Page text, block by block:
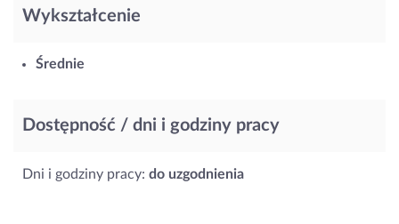
Wykształcenie
Średnie
Dostępność / dni i godziny pracy
Dni i godziny pracy: do uzgodnienia